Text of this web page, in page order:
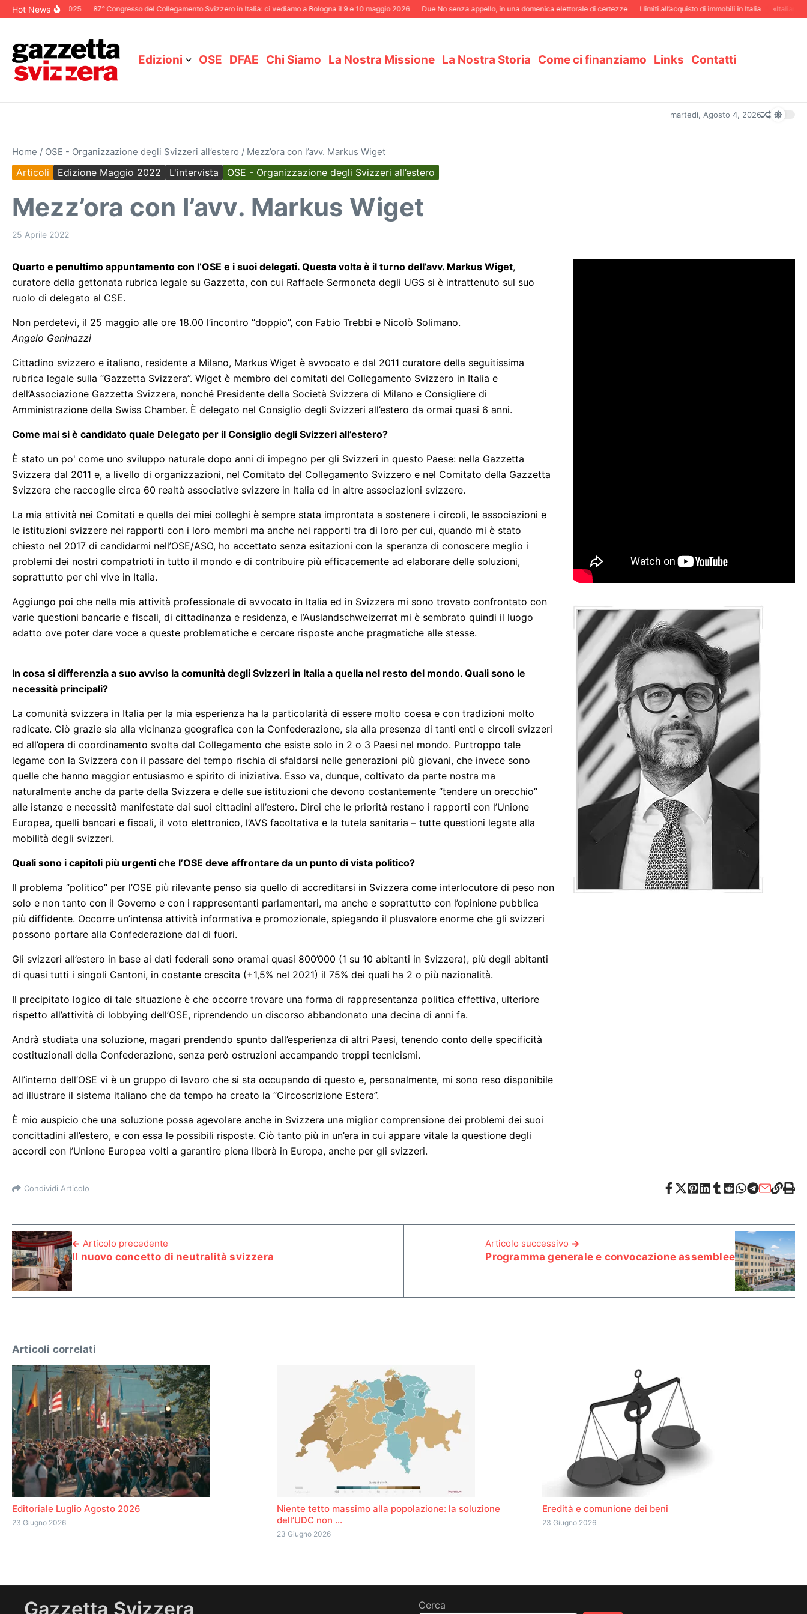
Salta al contenuto
Hot News
Dicembre 2025 87° Congresso del Collegamento Svizzero in Italia: ci vediamo a Bologna il 9 e 10 maggio 2026 Due No senza appello, in una domenica elettorale di certezze I limiti all’acquisto di immobili in Italia «Italiani in
Edizioni OSE DFAE Chi Siamo La Nostra Missione La Nostra Storia Come ci finanziamo Links Contatti
martedì, Agosto 4, 2026
Home / OSE - Organizzazione degli Svizzeri all’estero / Mezz’ora con l’avv. Markus Wiget
Articoli Edizione Maggio 2022 L'intervista OSE - Organizzazione degli Svizzeri all’estero
Mezz’ora con l’avv. Markus Wiget
25 Aprile 2022
Quarto e penultimo appuntamento con l’OSE e i suoi delegati. Questa volta è il turno dell’avv. Markus Wiget,
curatore della gettonata rubrica legale su Gazzetta, con cui Raffaele Sermoneta degli UGS si è intrattenuto sul suo
ruolo di delegato al CSE.
Non perdetevi, il 25 maggio alle ore 18.00 l’incontro “doppio”, con Fabio Trebbi e Nicolò Solimano.
Angelo Geninazzi
Cittadino svizzero e italiano, residente a Milano, Markus Wiget è avvocato e dal 2011 curatore della seguitissima
rubrica legale sulla “Gazzetta Svizzera”. Wiget è membro dei comitati del Collegamento Svizzero in Italia e
dell’Associazione Gazzetta Svizzera, nonché Presidente della Società Svizzera di Milano e Consigliere di
Amministrazione della Swiss Chamber. È delegato nel Consiglio degli Svizzeri all’estero da ormai quasi 6 anni.
Come mai si è candidato quale Delegato per il Consiglio degli Svizzeri all’estero?
È stato un po' come uno sviluppo naturale dopo anni di impegno per gli Svizzeri in questo Paese: nella Gazzetta
Svizzera dal 2011 e, a livello di organizzazioni, nel Comitato del Collegamento Svizzero e nel Comitato della Gazzetta
Svizzera che raccoglie circa 60 realtà associative svizzere in Italia ed in altre associazioni svizzere.
La mia attività nei Comitati e quella dei miei colleghi è sempre stata improntata a sostenere i circoli, le associazioni e
le istituzioni svizzere nei rapporti con i loro membri ma anche nei rapporti tra di loro per cui, quando mi è stato
chiesto nel 2017 di candidarmi nell’OSE/ASO, ho accettato senza esitazioni con la speranza di conoscere meglio i
problemi dei nostri compatrioti in tutto il mondo e di contribuire più efficacemente ad elaborare delle soluzioni,
soprattutto per chi vive in Italia.
Aggiungo poi che nella mia attività professionale di avvocato in Italia ed in Svizzera mi sono trovato confrontato con
varie questioni bancarie e fiscali, di cittadinanza e residenza, e l’Auslandschweizerrat mi è sembrato quindi il luogo
adatto ove poter dare voce a queste problematiche e cercare risposte anche pragmatiche alle stesse.
In cosa si differenzia a suo avviso la comunità degli Svizzeri in Italia a quella nel resto del mondo. Quali sono le
necessità principali?
La comunità svizzera in Italia per la mia esperienza ha la particolarità di essere molto coesa e con tradizioni molto
radicate. Ciò grazie sia alla vicinanza geografica con la Confederazione, sia alla presenza di tanti enti e circoli svizzeri
ed all’opera di coordinamento svolta dal Collegamento che esiste solo in 2 o 3 Paesi nel mondo. Purtroppo tale
legame con la Svizzera con il passare del tempo rischia di sfaldarsi nelle generazioni più giovani, che invece sono
quelle che hanno maggior entusiasmo e spirito di iniziativa. Esso va, dunque, coltivato da parte nostra ma
naturalmente anche da parte della Svizzera e delle sue istituzioni che devono costantemente “tendere un orecchio”
alle istanze e necessità manifestate dai suoi cittadini all’estero. Direi che le priorità restano i rapporti con l’Unione
Europea, quelli bancari e fiscali, il voto elettronico, l’AVS facoltativa e la tutela sanitaria – tutte questioni legate alla
mobilità degli svizzeri.
Quali sono i capitoli più urgenti che l’OSE deve affrontare da un punto di vista politico?
Il problema “politico” per l’OSE più rilevante penso sia quello di accreditarsi in Svizzera come interlocutore di peso non
solo e non tanto con il Governo e con i rappresentanti parlamentari, ma anche e soprattutto con l’opinione pubblica
più diffidente. Occorre un’intensa attività informativa e promozionale, spiegando il plusvalore enorme che gli svizzeri
possono portare alla Confederazione dal di fuori.
Gli svizzeri all’estero in base ai dati federali sono oramai quasi 800’000 (1 su 10 abitanti in Svizzera), più degli abitanti
di quasi tutti i singoli Cantoni, in costante crescita (+1,5% nel 2021) il 75% dei quali ha 2 o più nazionalità.
Il precipitato logico di tale situazione è che occorre trovare una forma di rappresentanza politica effettiva, ulteriore
rispetto all’attività di lobbying dell’OSE, riprendendo un discorso abbandonato una decina di anni fa.
Andrà studiata una soluzione, magari prendendo spunto dall’esperienza di altri Paesi, tenendo conto delle specificità
costituzionali della Confederazione, senza però ostruzioni accampando troppi tecnicismi.
All’interno dell’OSE vi è un gruppo di lavoro che si sta occupando di questo e, personalmente, mi sono reso disponibile
ad illustrare il sistema italiano che da tempo ha creato la “Circoscrizione Estera”.
È mio auspicio che una soluzione possa agevolare anche in Svizzera una miglior comprensione dei problemi dei suoi
concittadini all’estero, e con essa le possibili risposte. Ciò tanto più in un’era in cui appare vitale la questione degli
accordi con l’Unione Europea volti a garantire piena liberà in Europa, anche per gli svizzeri.
Condividi Articolo
Articolo precedente
Il nuovo concetto di neutralità svizzera
Articolo successivo
Programma generale e convocazione assemblee
Articoli correlati
Editoriale Luglio Agosto 2026
23 Giugno 2026
Niente tetto massimo alla popolazione: la soluzione
dell’UDC non ...
23 Giugno 2026
Eredità e comunione dei beni
23 Giugno 2026
Gazzetta Svizzera Cerca